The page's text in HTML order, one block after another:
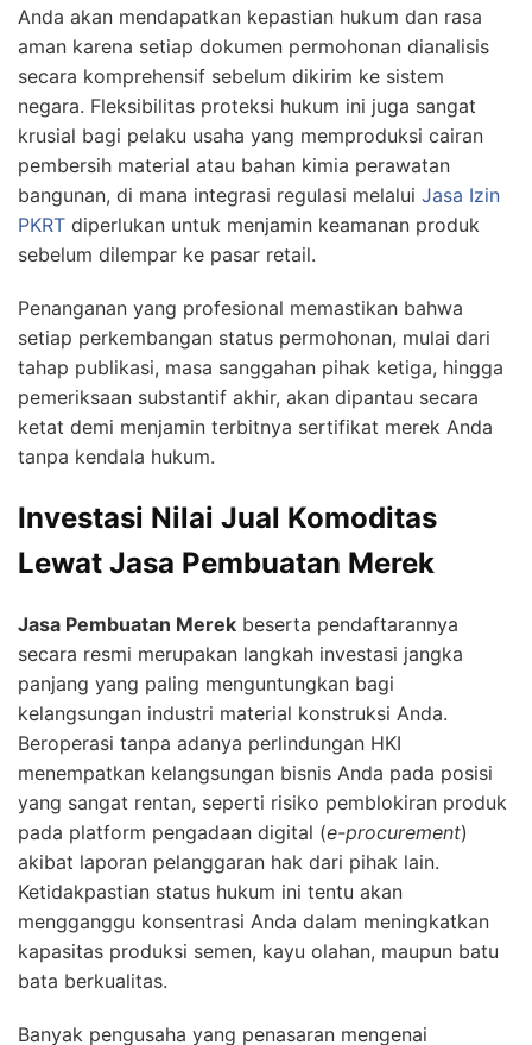
Anda akan mendapatkan kepastian hukum dan rasa
aman karena setiap dokumen permohonan dianalisis
secara komprehensif sebelum dikirim ke sistem
negara. Fleksibilitas proteksi hukum ini juga sangat
krusial bagi pelaku usaha yang memproduksi cairan
pembersih material atau bahan kimia perawatan
bangunan, di mana integrasi regulasi melalui Jasa Izin
PKRT diperlukan untuk menjamin keamanan produk
sebelum dilempar ke pasar retail.
Penanganan yang profesional memastikan bahwa
setiap perkembangan status permohonan, mulai dari
tahap publikasi, masa sanggahan pihak ketiga, hingga
pemeriksaan substantif akhir, akan dipantau secara
ketat demi menjamin terbitnya sertifikat merek Anda
tanpa kendala hukum.
Investasi Nilai Jual Komoditas
Lewat Jasa Pembuatan Merek
Jasa Pembuatan Merek beserta pendaftarannya
secara resmi merupakan langkah investasi jangka
panjang yang paling menguntungkan bagi
kelangsungan industri material konstruksi Anda.
Beroperasi tanpa adanya perlindungan HKI
menempatkan kelangsungan bisnis Anda pada posisi
yang sangat rentan, seperti risiko pemblokiran produk
pada platform pengadaan digital (e-procurement)
akibat laporan pelanggaran hak dari pihak lain.
Ketidakpastian status hukum ini tentu akan
mengganggu konsentrasi Anda dalam meningkatkan
kapasitas produksi semen, kayu olahan, maupun batu
bata berkualitas.
Banyak pengusaha yang penasaran mengenai